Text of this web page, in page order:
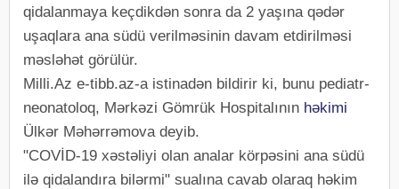
qidalanmaya keçdikdən sonra da 2 yaşına qədər
uşaqlara ana südü verilməsinin davam etdirilməsi
məsləhət görülür.
Milli.Az e-tibb.az-a istinadən bildirir ki, bunu pediatr-
neonatoloq, Mərkəzi Gömrük Hospitalının həkimi
Ülkər Məhərrəmova deyib.
"COVİD-19 xəstəliyi olan analar körpəsini ana südü
ilə qidalandıra bilərmi" sualına cavab olaraq həkim